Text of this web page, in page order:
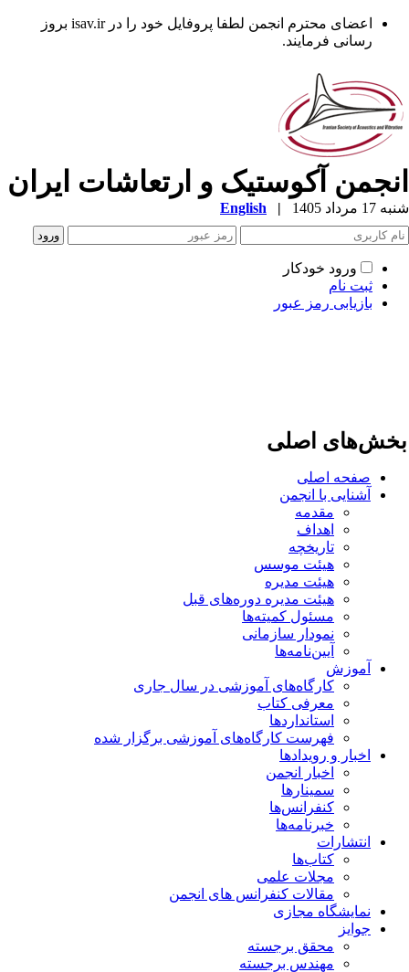
اعضای محترم انجمن لطفا پروفایل خود را در isav.ir بروز
رسانی فرمایند.
آکوستیک و ارتعاشات ایران
مرداد 1405 |
English
ورود خودکار
ثبت نام
بازیابی رمز عبور
اصلی
صفحه اصلی
آشنایی با انجمن
مقدمه
اهداف
تاریخچه
هیئت موسس
هیئت مدیره
هیئت مدیره دوره‌های قبل
مسئول کمیته‌ها
نمودار سازمانی
آیین‌نامه‌ها
آموزش
کارگاه‌های آموزشی در سال جاری
معرفی کتاب
استانداردها
فهرست کارگاه‌های آموزشی برگزار شده
اخبار و رویدادها
اخبار انجمن
سمینارها
کنفرانس‌ها
خبرنامه‌ها
انتشارات
کتاب‌ها
مجلات علمی
مقالات کنفرانس های انجمن
نمایشگاه مجازی
جوایز
محقق برجسته
مهندس برجسته